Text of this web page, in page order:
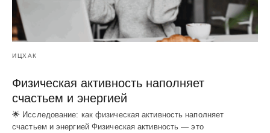
ИЦХАК
Физическая активность наполняет
счастьем и энергией
🌟 Исследование: как физическая активность наполняет
счастьем и энергией Физическая активность — это